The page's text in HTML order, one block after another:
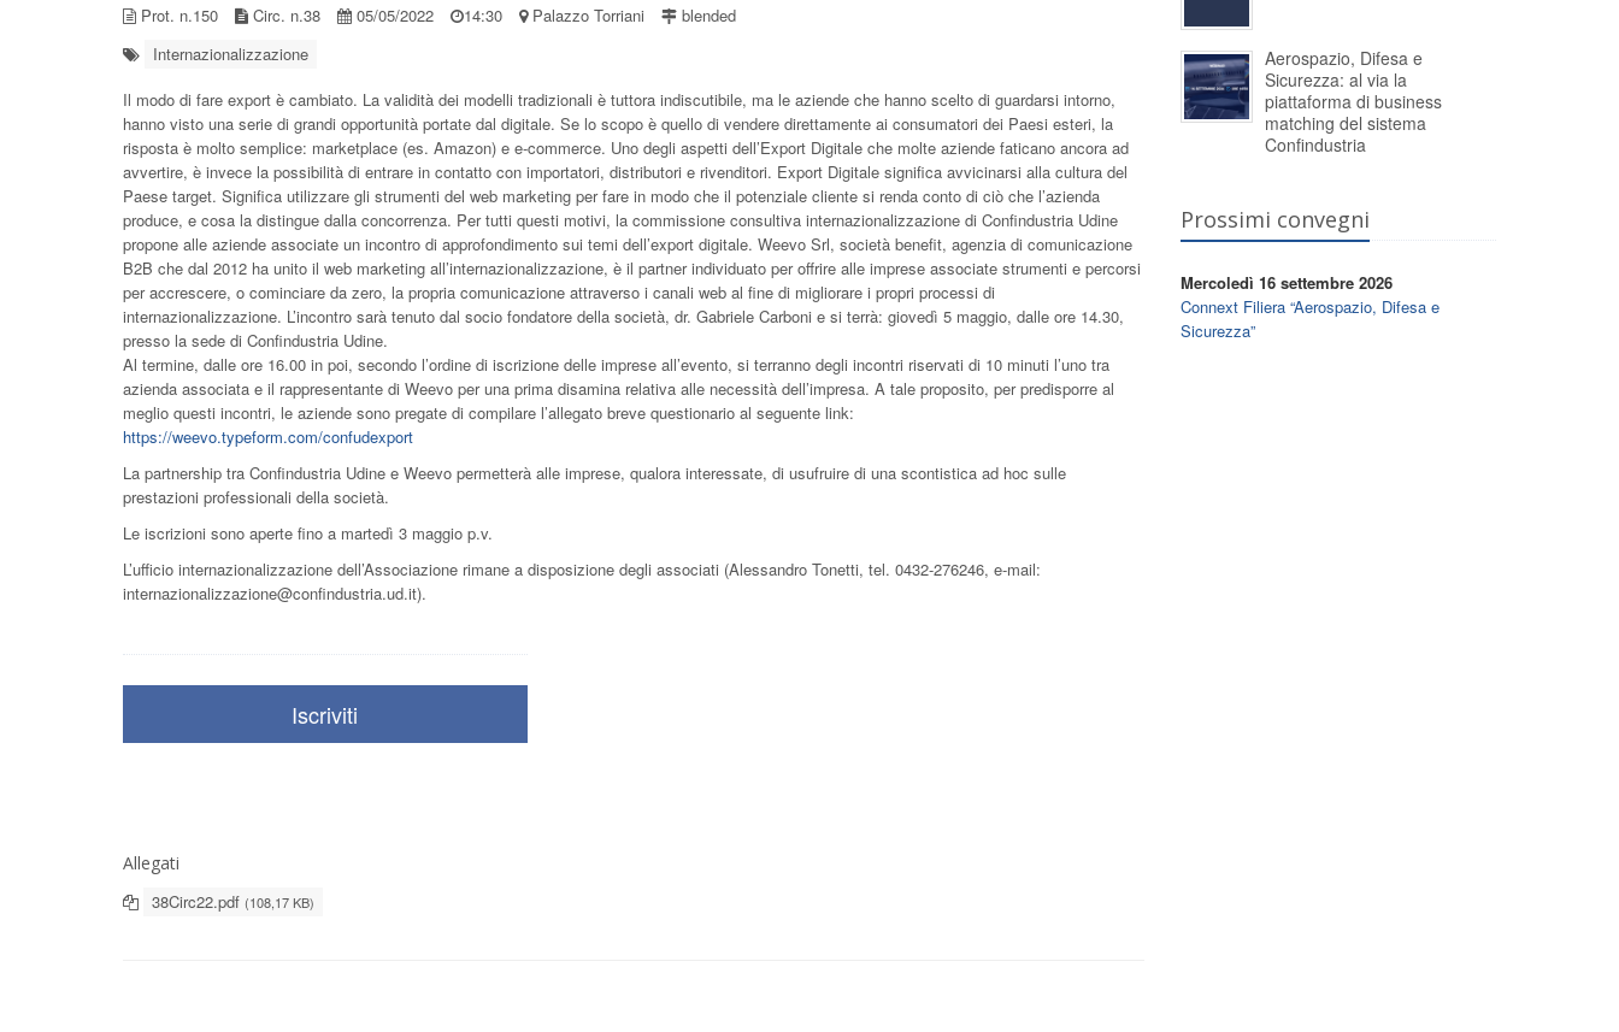
Prot. n.150 Circ. n.38 05/05/2022 14:30 Palazzo Torriani
blended
Internazionalizzazione
Il modo di fare export è cambiato. La validità dei modelli tradizionali è tuttora indiscutibile, ma le aziende che hanno scelto di guardarsi intorno,
hanno visto una serie di grandi opportunità portate dal digitale. Se lo scopo è quello di vendere direttamente ai consumatori dei Paesi esteri, la
risposta è molto semplice: marketplace (es. Amazon) e e-commerce. Uno degli aspetti dell’Export Digitale che molte aziende faticano ancora ad
avvertire, è invece la possibilità di entrare in contatto con importatori, distributori e rivenditori. Export Digitale significa avvicinarsi alla cultura del
Paese target. Significa utilizzare gli strumenti del web marketing per fare in modo che il potenziale cliente si renda conto di ciò che l’azienda
produce, e cosa la distingue dalla concorrenza. Per tutti questi motivi, la commissione consultiva internazionalizzazione di Confindustria Udine
propone alle aziende associate un incontro di approfondimento sui temi dell’export digitale. Weevo Srl, società benefit, agenzia di comunicazione
B2B che dal 2012 ha unito il web marketing all’internazionalizzazione, è il partner individuato per offrire alle imprese associate strumenti e percorsi
per accrescere, o cominciare da zero, la propria comunicazione attraverso i canali web al fine di migliorare i propri processi di
internazionalizzazione. L’incontro sarà tenuto dal socio fondatore della società, dr. Gabriele Carboni e si terrà: giovedì 5 maggio, dalle ore 14.30,
presso la sede di Confindustria Udine.
Al termine, dalle ore 16.00 in poi, secondo l’ordine di iscrizione delle imprese all’evento, si terranno degli incontri riservati di 10 minuti l’uno tra
azienda associata e il rappresentante di Weevo per una prima disamina relativa alle necessità dell’impresa. A tale proposito, per predisporre al
meglio questi incontri, le aziende sono pregate di compilare l’allegato breve questionario al seguente link:
https://weevo.typeform.com/confudexport
La partnership tra Confindustria Udine e Weevo permetterà alle imprese, qualora interessate, di usufruire di una scontistica ad hoc sulle
prestazioni professionali della società.
Le iscrizioni sono aperte fino a martedì 3 maggio p.v.
L’ufficio internazionalizzazione dell’Associazione rimane a disposizione degli associati (Alessandro Tonetti, tel. 0432-276246, e-mail:
internazionalizzazione@confindustria.ud.it).
Iscriviti
Allegati
38Circ22.pdf (108,17 KB)
Aerospazio, Difesa e
Sicurezza: al via la
piattaforma di business
matching del sistema
Confindustria
Prossimi convegni
Mercoledì 16 settembre 2026
Connext Filiera “Aerospazio, Difesa e
Sicurezza”